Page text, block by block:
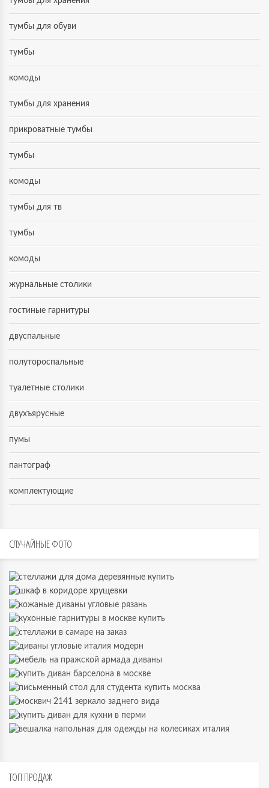
тумбы для обуви
тумбы
комоды
тумбы для хранения
прикроватные тумбы
тумбы
комоды
тумбы для тв
тумбы
комоды
журнальные столики
гостиные гарнитуры
двуспальные
полутороспальные
туалетные столики
двухъярусные
пумы
пантограф
комплектующие
СЛУЧАЙНЫЕФОТО
ТОП ПРОДАЖ